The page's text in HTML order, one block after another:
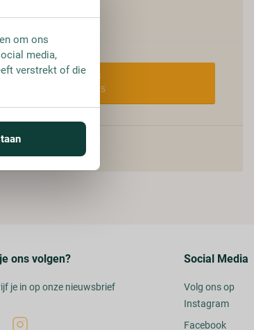
FLES
€ 15,25
ons volgen?
je in op onze nieuwsbrief
Social Media
Volg ons op
Instagram
Facebook
om ons
media,
verstrekt of die